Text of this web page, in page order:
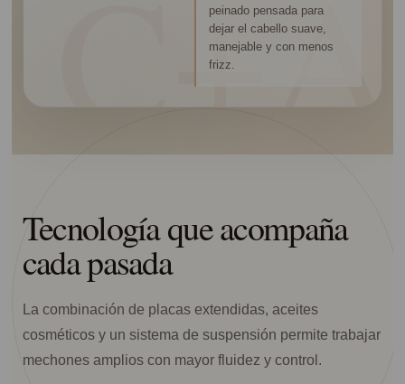
peinado pensada para
dejar el cabello suave,
manejable y con menos
frizz.
Tecnología que acompaña
cada pasada
La combinación de placas extendidas, aceites
cosméticos y un sistema de suspensión permite trabajar
mechones amplios con mayor fluidez y control.